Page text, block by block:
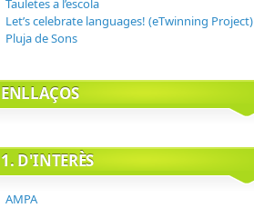
Let’s celebrate languages! (eTwinning Project)
Pluja de Sons
ENLLAÇOS
1. D'INTERÈS
AMPA